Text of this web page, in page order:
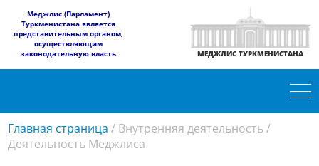
​Меджлис (Парламент)
Туркменистана является
представительным органом,
осуществляющим
законодательную власть
МЕДЖЛИС ТУРКМЕНИСТАНА
Главная страница / Внутренняя деятельность/
Деятельность Меджлиса